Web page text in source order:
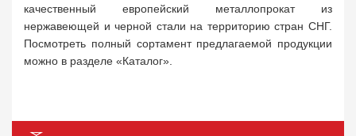
качественный европейский металлопрокат из
нержавеющей и черной стали на территорию стран СНГ.
Посмотреть полный сортамент предлагаемой продукции
можно в разделе «Каталог».